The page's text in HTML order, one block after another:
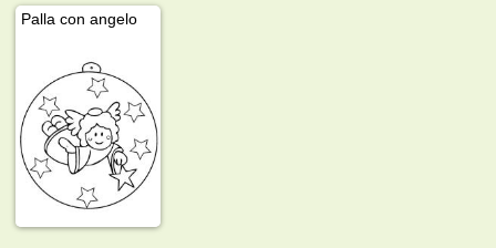
Palla con angelo